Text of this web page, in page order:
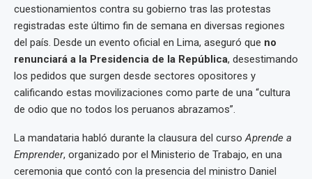
cuestionamientos contra su gobierno tras las protestas
registradas este último fin de semana en diversas regiones
del país. Desde un evento oficial en Lima, aseguró que no
renunciará a la Presidencia de la República, desestimando
los pedidos que surgen desde sectores opositores y
calificando estas movilizaciones como parte de una “cultura
de odio que no todos los peruanos abrazamos”.
La mandataria habló durante la clausura del cursoAprende a
Emprender, organizado por el Ministerio de Trabajo, en una
ceremonia que contó con la presencia del ministro Daniel